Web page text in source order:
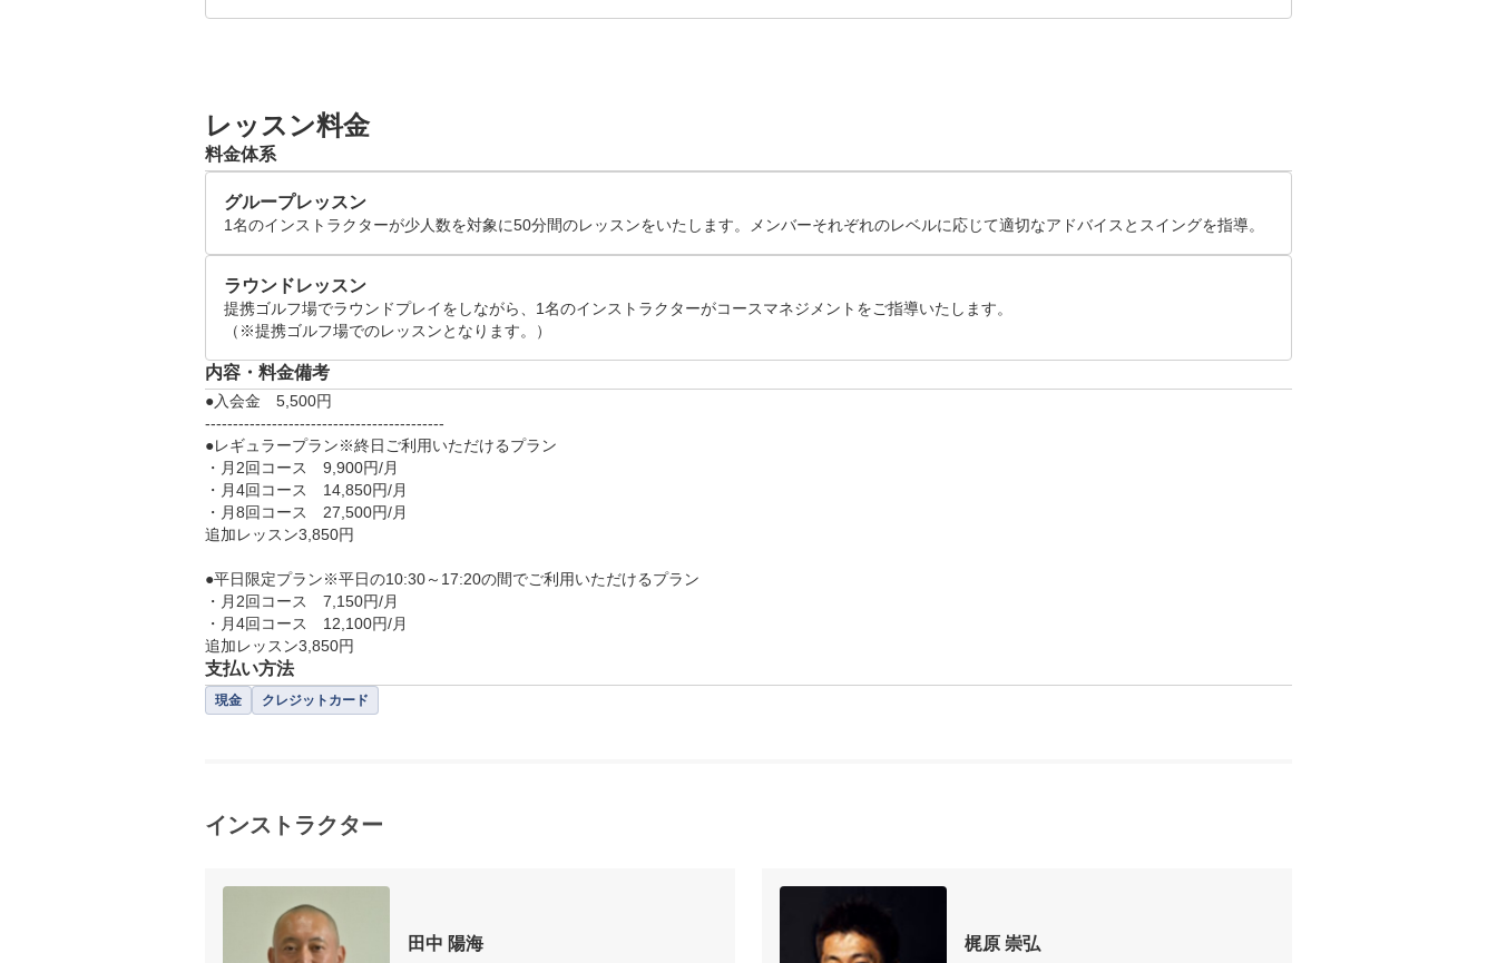
月火水金　10:30～21:30
木　　10:30～22:30
土日　8:30～20:30
レッスン料金
料金体系
グループレッスン
1名のインストラクターが少人数を対象に50分間のレッスンをいたします。メンバーそれぞれのレベルに応じて適切なアドバイスとスイングを指導。
ラウンドレッスン
提携ゴルフ場でラウンドプレイをしながら、1名のインストラクターがコースマネジメントをご指導いたします。
（※提携ゴルフ場でのレッスンとなります。）
内容・料金備考
●入会金　5,500円
-------------------------------------------
●レギュラープラン※終日ご利用いただけるプラン
・月2回コース　9,900円/月
・月4回コース　14,850円/月
・月8回コース　27,500円/月
追加レッスン3,850円
●平日限定プラン※平日の10:30～17:20の間でご利用いただけるプラン
・月2回コース　7,150円/月
・月4回コース　12,100円/月
支払い方法
現金 クレジットカード
インストラクター
田中 陽海 梶原 崇弘